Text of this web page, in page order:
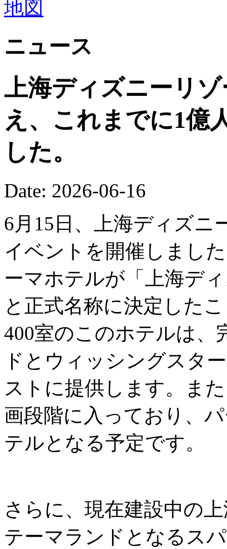
ニュース
上海ディズニーリ
え、これまでに1億
した。
Date: 2026-06-16
6月15日、上海ディズニ
イベントを開催しまし
ーマホテルが「上海デ
と正式名称に決定した
400室のこのホテルは、
ドとウィッシングスタ
ストに提供します。ま
画段階に入っており、
テルとなる予定です。
さらに、現在建設中の
テーマランドとなるス